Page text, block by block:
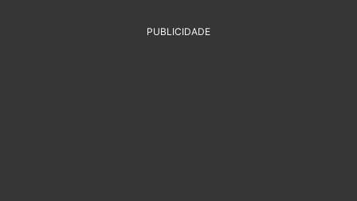
PUBLICIDADE